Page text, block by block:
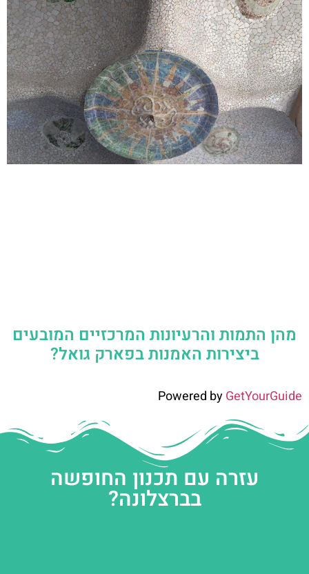
מהן התמות והרעיונות המרכזיים המובעים
ביצירות האמנות בפארק גואל?
Powered byGetYourGuide
עזרה עם תכנון החופשה
בברצלונה?